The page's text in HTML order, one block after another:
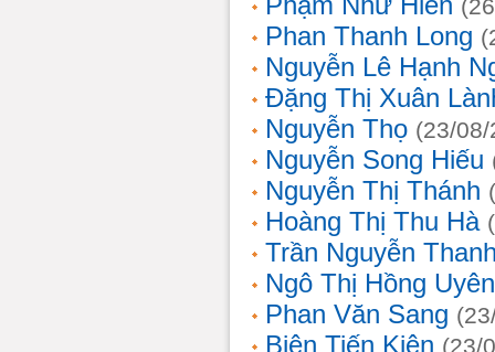
Phan Thanh Long
Nguyễn Lê Hạnh
Đặng Thị Xuân
Nguyễn Thọ (23/
Nguyễn Song Hiếu
Nguyễn Thị Thánh
Hoàng Thị Thu Hà
Trần Nguyễn
Ngô Thị Hồng Uyên
Phan Văn Sang
Biện Tiến Kiện (23/